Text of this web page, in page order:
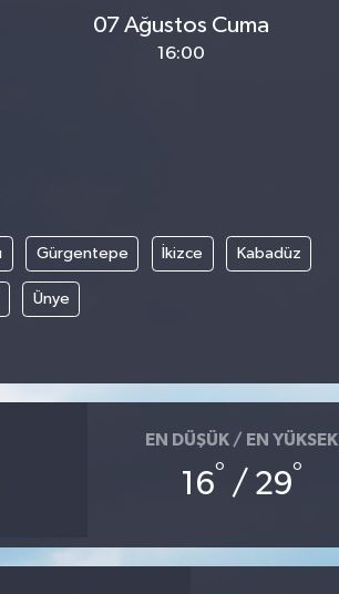
07 Ağustos Cuma
16:00
Gürgentepe İkizce Kabadüz
Ünye
EN DÜŞÜK / EN YÜKSEK
16° / 29°